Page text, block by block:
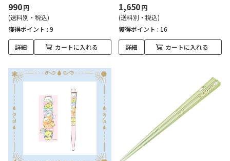
990円
(送料別・税込)
獲得ポイント : 9
詳細 カートに入れる
1,650円
(送料別・税込)
獲得ポイント : 16
詳細 カートに入れる